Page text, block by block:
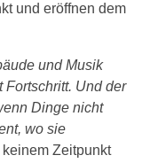
und eröffnen dem
und Musik
Fortschritt. Und der
Dinge nicht
wo sie
keinem Zeitpunkt